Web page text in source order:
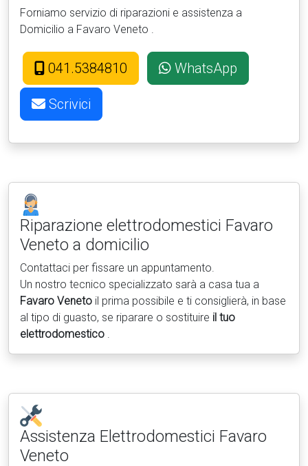
Forniamo servizio di riparazioni e assistenza a
Domicilio a Favaro Veneto .
041.5384810 WhatsApp
Scrivici
Riparazione elettrodomestici Favaro
Veneto a domicilio
Contattaci per fissare un appuntamento.
Un nostro tecnico specializzato sarà a casa tua a
Favaro Veneto il prima possibile e ti consiglierà, in base
al tipo di guasto, se riparare o sostituire il tuo
elettrodomestico .
Assistenza Elettrodomestici Favaro
Veneto